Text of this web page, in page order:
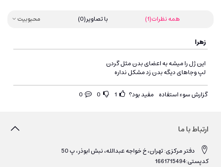
همه نظرات(1) با تصاویر(0) محبوبیت
زهرا
این ژل را میشه به اعضای بدن مثل گردن
لپ وجاهای دیگه بدن زد مشکل نداره
گزارش سوء استفاده مفید بود؟ 1
0
0
ارتباط با ما
دفتر مرکزی: تهران، خ خواجه عبدالله، نبش ابوذر، پ 50
کدپستی:1661715494